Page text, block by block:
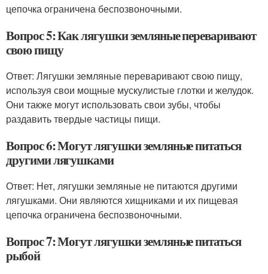
цепочка ограничена беспозвоночными.
Вопрос 5: Как лягушки земляные переваривают
свою пищу
Ответ: Лягушки земляные переваривают свою пищу,
используя свои мощные мускулистые глотки и желудок.
Они также могут использовать свои зубы, чтобы
раздавить твердые частицы пищи.
Вопрос 6: Могут лягушки земляные питаться
другими лягушками
Ответ: Нет, лягушки земляные не питаются другими
лягушками. Они являются хищниками и их пищевая
цепочка ограничена беспозвоночными.
Вопрос 7: Могут лягушки земляные питаться
рыбой